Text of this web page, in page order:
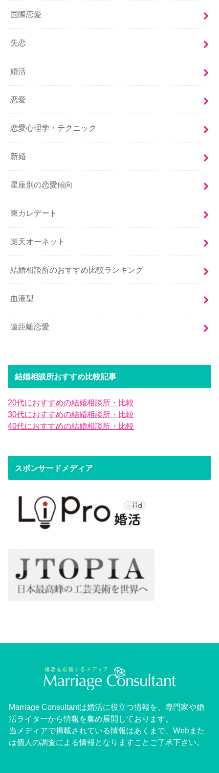
国際恋愛
失恋
婚活
恋愛
恋愛心理学・テクニック
新婚
星座別の恋愛傾向
東カレデート
楽天オーネット
結婚相談所のおすすめ比較ランキング
血液型
遠距離恋愛
結婚相談所おすすめ比較記事
20代におすすめの結婚相談所・比較
30代におすすめの結婚相談所・比較
40代におすすめの結婚相談所・比較
スポンサードメディア
Marriage Consultantは婚活に役立つ情報を、専門家や婚
活ライターから情報を集め展開しております。
当メディアで掲載されている情報はあくまで、Webまた
は個人の調査による情報となりますことご了承下さい。